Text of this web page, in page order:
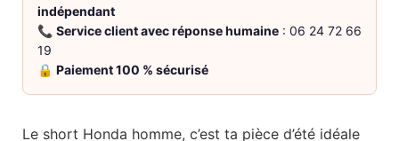
indépendant
📞 Service client avec réponse humaine : 06 24 72 66
19
🔒 Paiement 100 % sécurisé
Le short Honda homme, c’est ta pièce d’été idéale